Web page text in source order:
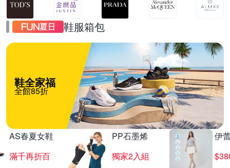
鞋服箱包
鞋全家福
全館85折
AS春夏女鞋
滿千再折百
PP石墨烯
獨家2入組
伊